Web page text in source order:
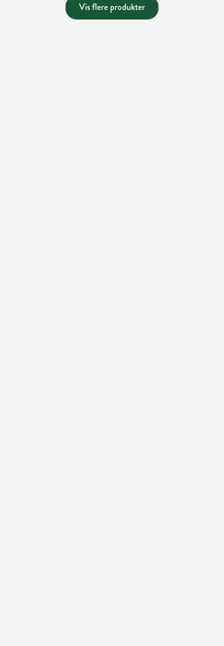
Vis flere produkter